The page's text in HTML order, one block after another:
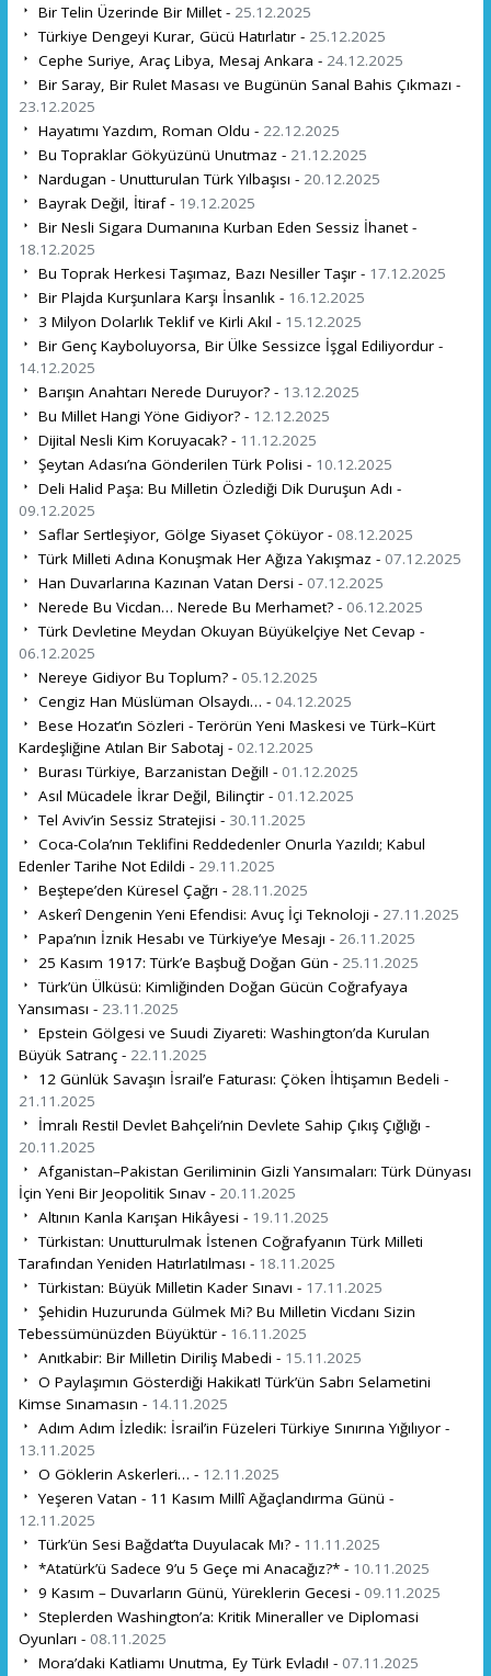
Bir Telin Üzerinde Bir Millet - 25.12.2025
Türkiye Dengeyi Kurar, Gücü Hatırlatır - 25.12.2025
Cephe Suriye, Araç Libya, Mesaj Ankara - 24.12.2025
Bir Saray, Bir Rulet Masası ve Bugünün Sanal Bahis Çıkmazı -
23.12.2025
Hayatımı Yazdım, Roman Oldu - 22.12.2025
Bu Topraklar Gökyüzünü Unutmaz - 21.12.2025
Nardugan - Unutturulan Türk Yılbaşısı - 20.12.2025
Bayrak Değil, İtiraf - 19.12.2025
Bir Nesli Sigara Dumanına Kurban Eden Sessiz İhanet -
18.12.2025
Bu Toprak Herkesi Taşımaz, Bazı Nesiller Taşır - 17.12.2025
Bir Plajda Kurşunlara Karşı İnsanlık - 16.12.2025
3 Milyon Dolarlık Teklif ve Kirli Akıl - 15.12.2025
Bir Genç Kayboluyorsa, Bir Ülke Sessizce İşgal Ediliyordur -
14.12.2025
Barışın Anahtarı Nerede Duruyor? - 13.12.2025
Bu Millet Hangi Yöne Gidiyor? - 12.12.2025
Dijital Nesli Kim Koruyacak? - 11.12.2025
Şeytan Adası’na Gönderilen Türk Polisi - 10.12.2025
Deli Halid Paşa: Bu Milletin Özlediği Dik Duruşun Adı -
09.12.2025
Saflar Sertleşiyor, Gölge Siyaset Çöküyor - 08.12.2025
Türk Milleti Adına Konuşmak Her Ağıza Yakışmaz - 07.12.2025
Han Duvarlarına Kazınan Vatan Dersi - 07.12.2025
Nerede Bu Vicdan… Nerede Bu Merhamet? - 06.12.2025
Türk Devletine Meydan Okuyan Büyükelçiye Net Cevap -
06.12.2025
Nereye Gidiyor Bu Toplum? - 05.12.2025
Cengiz Han Müslüman Olsaydı… - 04.12.2025
Bese Hozat’ın Sözleri - Terörün Yeni Maskesi ve Türk–Kürt
Kardeşliğine Atılan Bir Sabotaj - 02.12.2025
Burası Türkiye, Barzanistan Değil! - 01.12.2025
Asıl Mücadele İkrar Değil, Bilinçtir - 01.12.2025
Tel Aviv’in Sessiz Stratejisi - 30.11.2025
Coca-Cola’nın Teklifini Reddedenler Onurla Yazıldı; Kabul
Edenler Tarihe Not Edildi - 29.11.2025
Beştepe’den Küresel Çağrı - 28.11.2025
Askerî Dengenin Yeni Efendisi: Avuç İçi Teknoloji - 27.11.2025
Papa’nın İznik Hesabı ve Türkiye’ye Mesajı - 26.11.2025
25 Kasım 1917: Türk’e Başbuğ Doğan Gün - 25.11.2025
Türk’ün Ülküsü: Kimliğinden Doğan Gücün Coğrafyaya
Yansıması - 23.11.2025
Epstein Gölgesi ve Suudi Ziyareti: Washington’da Kurulan
Büyük Satranç - 22.11.2025
12 Günlük Savaşın İsrail’e Faturası: Çöken İhtişamın Bedeli -
21.11.2025
İmralı Resti! Devlet Bahçeli’nin Devlete Sahip Çıkış Çığlığı -
20.11.2025
Afganistan–Pakistan Geriliminin Gizli Yansımaları: Türk Dünyası
İçin Yeni Bir Jeopolitik Sınav - 20.11.2025
Altının Kanla Karışan Hikâyesi - 19.11.2025
Türkistan: Unutturulmak İstenen Coğrafyanın Türk Milleti
Tarafından Yeniden Hatırlatılması - 18.11.2025
Türkistan: Büyük Milletin Kader Sınavı - 17.11.2025
Şehidin Huzurunda Gülmek Mi? Bu Milletin Vicdanı Sizin
Tebessümünüzden Büyüktür - 16.11.2025
Anıtkabir: Bir Milletin Diriliş Mabedi - 15.11.2025
O Paylaşımın Gösterdiği Hakikat! Türk’ün Sabrı Selametini
Kimse Sınamasın - 14.11.2025
Adım Adım İzledik: İsrail’in Füzeleri Türkiye Sınırına Yığılıyor -
13.11.2025
O Göklerin Askerleri… - 12.11.2025
Yeşeren Vatan - 11 Kasım Millî Ağaçlandırma Günü -
12.11.2025
Türk’ün Sesi Bağdat’ta Duyulacak Mı? - 11.11.2025
*Atatürk’ü Sadece 9’u 5 Geçe mi Anacağız?* - 10.11.2025
9 Kasım – Duvarların Günü, Yüreklerin Gecesi - 09.11.2025
Steplerden Washington’a: Kritik Mineraller ve Diplomasi
Oyunları - 08.11.2025
Mora’daki Katliamı Unutma, Ey Türk Evladı! - 07.11.2025